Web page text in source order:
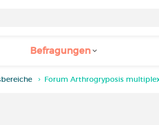
Befragungen
Forum Arthrogryposis